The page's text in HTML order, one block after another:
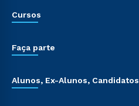
Cursos
Faça parte
Alunos, Ex-Alunos, Candidatos